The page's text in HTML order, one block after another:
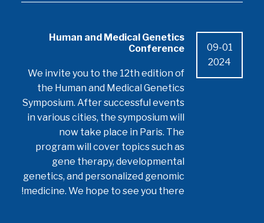
09-01
2024
Human and Medical Genetics
Conference
We invite you to the 12th edition of
the Human and Medical Genetics
Symposium. After successful events
in various cities, the symposium will
now take place in Paris. The
program will cover topics such as
gene therapy, developmental
genetics, and personalized genomic
medicine. We hope to see you there!